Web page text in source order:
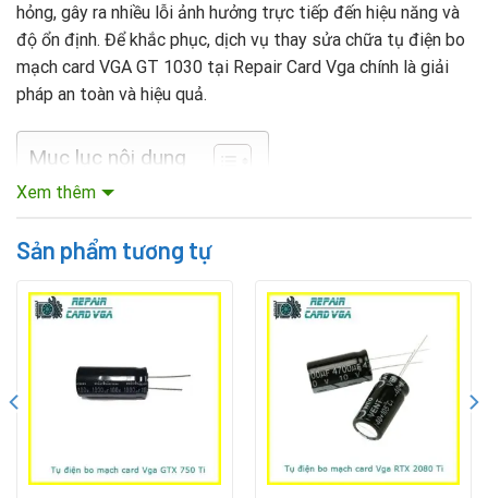
hỏng, gây ra nhiều lỗi ảnh hưởng trực tiếp đến hiệu năng và
độ ổn định. Để khắc phục, dịch vụ thay sửa chữa tụ điện bo
mạch card VGA GT 1030 tại Repair Card Vga chính là giải
pháp an toàn và hiệu quả.
Mục lục nội dung
Tụ điện đóng vai trò ổn định dòng điện và bảo vệ các linh
gồm:
Sử dụng máy tính trong môi trường nhiệt độ cao, thiếu
tản nhiệt.
Nguồn điện chập chờn, không ổn định trong quá trình
hoạt động.
Xem thêm
Sản phẩm tương tự